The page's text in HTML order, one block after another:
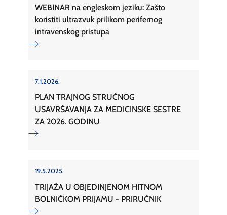
WEBINAR na engleskom jeziku: Zašto
koristiti ultrazvuk prilikom perifernog
intravenskog pristupa
7.1.2026.
PLAN TRAJNOG STRUČNOG
USAVRŠAVANJA ZA MEDICINSKE SESTRE
ZA 2026. GODINU
19.5.2025.
TRIJAŽA U OBJEDINJENOM HITNOM
BOLNIČKOM PRIJAMU - PRIRUČNIK